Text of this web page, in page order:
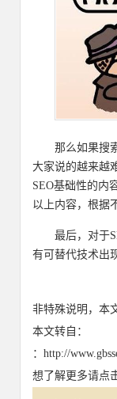
那么如果搜
大家说的越来越
SEO基础性的内
以上内容，根据
最后，对于
有可替代技术出
非特殊说明，本
本文转自：
：http://
想了解更多请点